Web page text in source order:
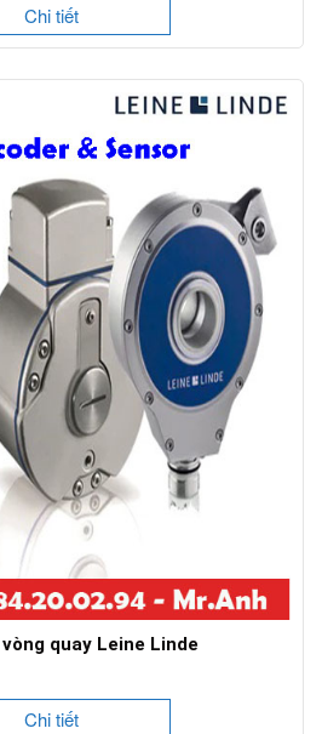
Chi tiết
quay Leine Linde
Chi tiết